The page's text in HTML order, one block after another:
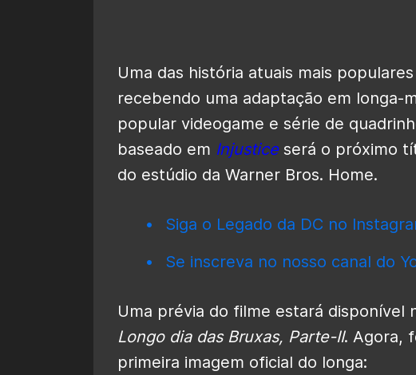
Uma das história atuais mais
recebendo uma adaptação em longa-
popular videogame e série de
baseado em Injustice será o próximo
do estúdio da Warner Bros. Home.
Siga o Legado da DC no
Se inscreva no nosso canal do
Uma prévia do filme estará disponível
Longo dia das Bruxas, Parte-II. Agora,
primeira imagem oficial do longa: